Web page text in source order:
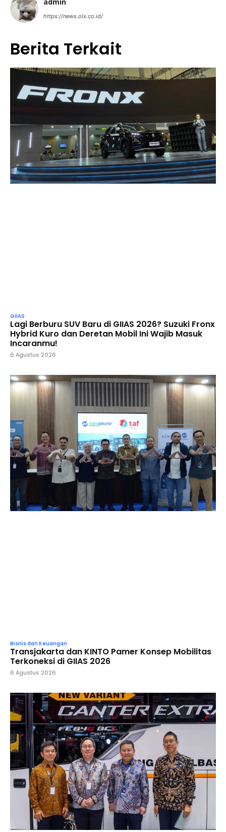
https://news.olx.co.id/
Berita Terkait
GIIAS
Lagi Berburu SUV Baru di GIIAS 2026? Suzuki Fronx
Hybrid Kuro dan Deretan Mobil Ini Wajib Masuk
Incaranmu!
6 Agustus 2026
Bisnis dan Keuangan
Transjakarta dan KINTO Pamer Konsep Mobilitas
Terkoneksi di GIIAS 2026
6 Agustus 2026